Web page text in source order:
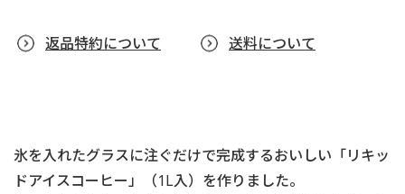
返品特約について 送料について
氷を入れたグラスに注ぐだけで完成するおいしい「リキッ
ドアイスコーヒー」（1L入）を作りました。